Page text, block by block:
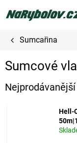
na
Sumcařina
Sumcové
Nejprodávanější
Hell-